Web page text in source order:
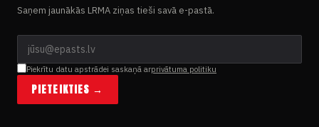
Saņem jaunākās LRMA ziņas tieši savā e-pastā.
Piekrītu datu apstrādei saskaņā arprivātuma politiku
PIETEIKTIES →